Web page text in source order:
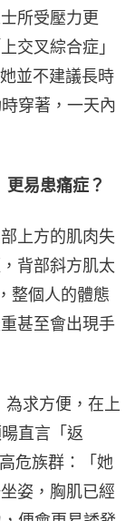
所受壓力更
交叉綜合症」​
並不建議長時
穿著，一天內
易患痛症？
上方的肌肉失
背部斜方肌太
整個人的體態
甚至會出現手
為求方便，在上
直言「返
危族群：「她
姿，胸肌已經